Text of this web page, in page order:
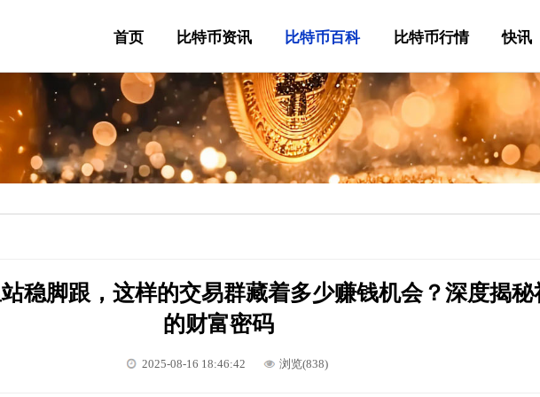
首页 比特币资讯 比特币百科 比特币行情 快讯
稳脚跟，这样的交易群藏着多少赚钱机会？深度揭秘
的财富密码
2025-08-16 18:46:42 浏览(838)